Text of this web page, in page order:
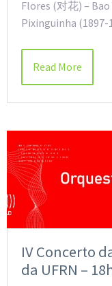
Flores (对花) –
Pixinguinha
Read More
IV Concerto
da UFRN –